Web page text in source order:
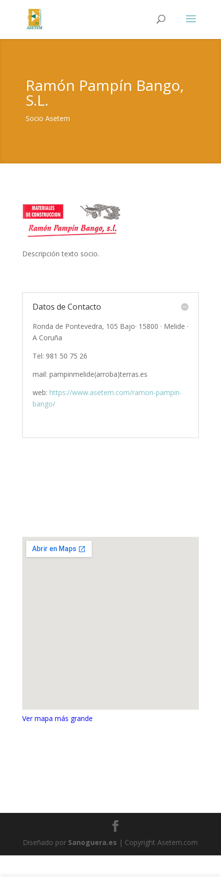
Ramón Pampín Bango,
S.L.
Socio Asetem
Descripción texto socio.
Datos de Contacto
Ronda de Pontevedra, 105 Bajo· 15800 · Melide ·
A Coruña
Tel: 981 50 75 26
mail: pampinmelide(arroba)terras.es
web: https://www.asetem.com/ramon-pampin-
bango/
Ver mapa más grande
Diseñado por Sanoguera.es | Copyright Asetem.com